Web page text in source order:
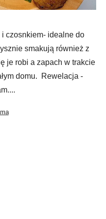
i czosnkiem- idealne do
smakują również z
je robi a zapach w trakcie
domu. Rewelacja -